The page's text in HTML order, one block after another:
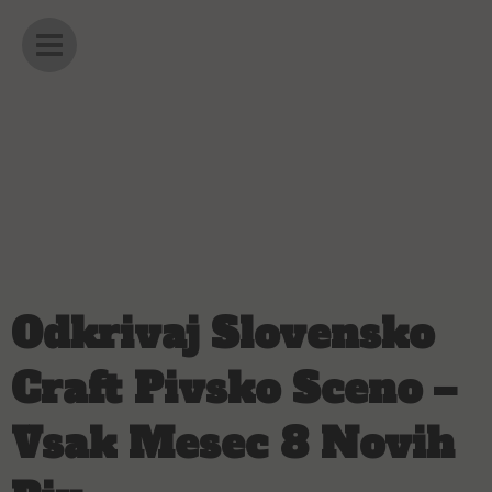
Odkrivaj Slovensko
Craft Pivsko Sceno –
Vsak Mesec 8 Novih